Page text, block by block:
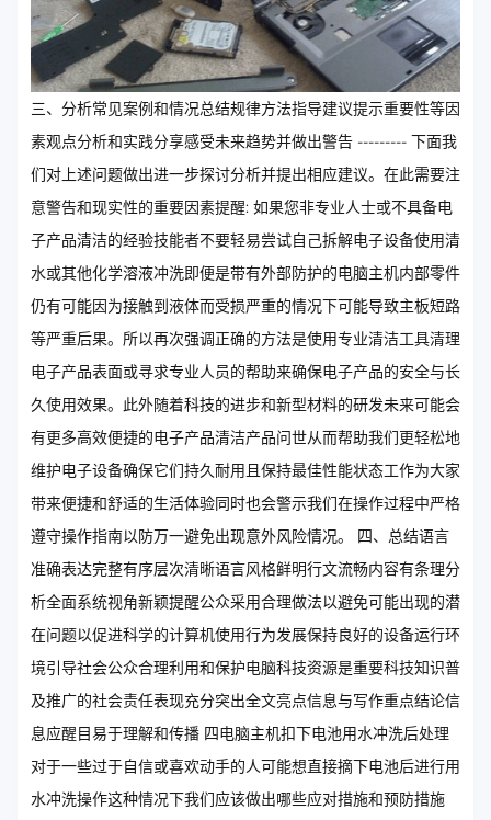
三、分析常见案例和情况总结规律方法指导建议提示重要性等因
素观点分析和实践分享感受未来趋势并做出警告 --------- 下面我
们对上述问题做出进一步探讨分析并提出相应建议。在此需要注
意警告和现实性的重要因素提醒: 如果您非专业人士或不具备电
子产品清洁的经验技能者不要轻易尝试自己拆解电子设备使用清
水或其他化学溶液冲洗即便是带有外部防护的电脑主机内部零件
仍有可能因为接触到液体而受损严重的情况下可能导致主板短路
等严重后果。所以再次强调正确的方法是使用专业清洁工具清理
电子产品表面或寻求专业人员的帮助来确保电子产品的安全与长
久使用效果。此外随着科技的进步和新型材料的研发未来可能会
有更多高效便捷的电子产品清洁产品问世从而帮助我们更轻松地
维护电子设备确保它们持久耐用且保持最佳性能状态工作为大家
带来便捷和舒适的生活体验同时也会警示我们在操作过程中严格
遵守操作指南以防万一避免出现意外风险情况。 四、总结语言
准确表达完整有序层次清晰语言风格鲜明行文流畅内容有条理分
析全面系统视角新颖提醒公众采用合理做法以避免可能出现的潜
在问题以促进科学的计算机使用行为发展保持良好的设备运行环
境引导社会公众合理利用和保护电脑科技资源是重要科技知识普
及推广的社会责任表现充分突出全文亮点信息与写作重点结论信
息应醒目易于理解和传播 四电脑主机扣下电池用水冲洗后处理
对于一些过于自信或喜欢动手的人可能想直接摘下电池后进行用
水冲洗操作这种情况下我们应该做出哪些应对措施和预防措施